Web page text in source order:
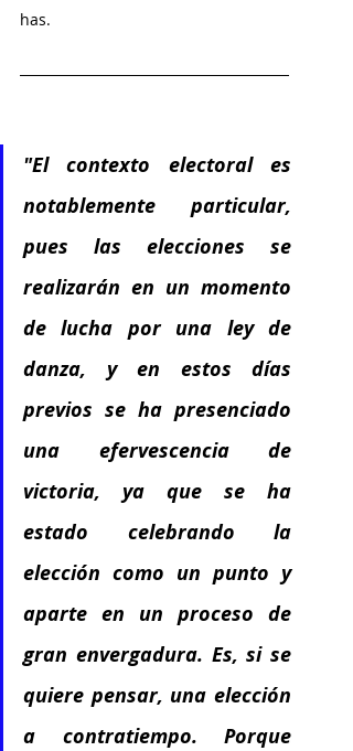
has.
"El contexto electoral es
notablemente particular,
pues las elecciones se
realizarán en un momento
de lucha por una ley de
danza, y en estos días
previos se ha presenciado
una efervescencia de
victoria, ya que se ha
estado celebrando la
elección como un punto y
aparte en un proceso de
gran envergadura. Es, si se
quiere pensar, una elección
a contratiempo. Porque